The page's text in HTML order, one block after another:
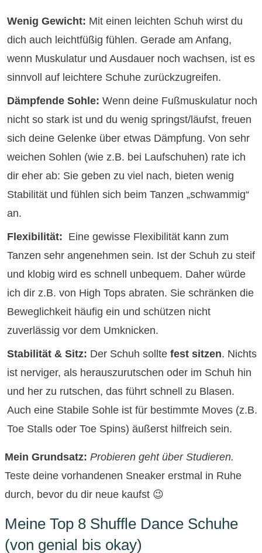
Wenig Gewicht: Mit einen leichten Schuh wirst du
dich auch leichtfüßig fühlen. Gerade am Anfang,
wenn Muskulatur und Ausdauer noch wachsen, ist es
sinnvoll auf leichtere Schuhe zurückzugreifen.
Dämpfende Sohle: Wenn deine Fußmuskulatur noch
nicht so stark ist und du wenig springst/läufst, freuen
sich deine Gelenke über etwas Dämpfung. Von sehr
weichen Sohlen (wie z.B. bei Laufschuhen) rate ich
dir eher ab: Sie geben zu viel nach, bieten wenig
Stabilität und fühlen sich beim Tanzen „schwammig“
an.
Flexibilität: Eine gewisse Flexibilität kann zum
Tanzen sehr angenehmen sein. Ist der Schuh zu steif
und klobig wird es schnell unbequem. Daher würde
ich dir z.B. von High Tops abraten. Sie schränken die
Beweglichkeit häufig ein und schützen nicht
zuverlässig vor dem Umknicken.
Stabilität & Sitz: Der Schuh sollte fest sitzen. Nichts
ist nerviger, als herauszurutschen oder im Schuh hin
und her zu rutschen, das führt schnell zu Blasen.
Auch eine Stabile Sohle ist für bestimmte Moves (z.B.
Toe Stalls oder Toe Spins) äußerst hilfreich sein.
Mein Grundsatz: Probieren geht über Studieren.
Teste deine vorhandenen Sneaker erstmal in Ruhe
durch, bevor du dir neue kaufst 😉
Meine Top 8 Shuffle Dance Schuhe
(von genial bis okay)